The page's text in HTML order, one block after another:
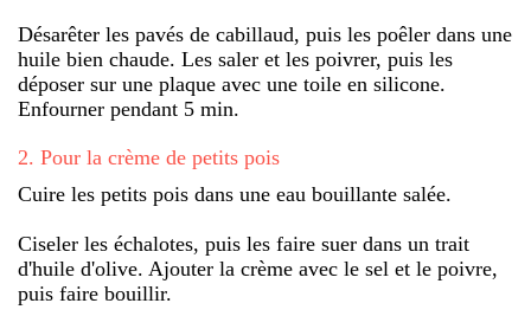
Désarêter les pavés de cabillaud, puis les poêler dans une
huile bien chaude. Les saler et les poivrer, puis les
déposer sur une plaque avec une toile en silicone.
Enfourner pendant 5 min.
2. Pour la crème de petits pois
Cuire les petits pois dans une eau bouillante salée.
Ciseler les échalotes, puis les faire suer dans un trait
d'huile d'olive. Ajouter la crème avec le sel et le poivre,
puis faire bouillir.